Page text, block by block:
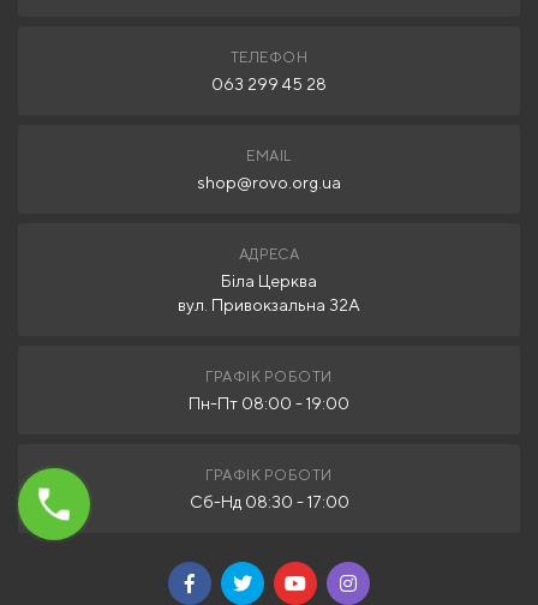
ТЕЛЕФОН
063 299 45 28
EMAIL
shop@rovo.org.ua
АДРЕСА
Біла Церква
вул. Привокзальна 32А
ГРАФІК РОБОТИ
Пн-Пт 08:00 - 19:00
ГРАФІК РОБОТИ
Сб-Нд 08:30 - 17:00